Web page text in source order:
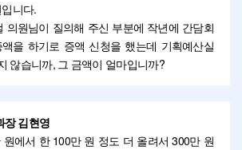
니다.
의원님이 질의해 주신 부분에 작년에 간담회
을 하기로 증액 신청을 했는데 기획예산실
않습니까, 그 금액이 얼마입니까?
장 김현영
원에서 한 100만 원 정도 더 올려서 300만 원